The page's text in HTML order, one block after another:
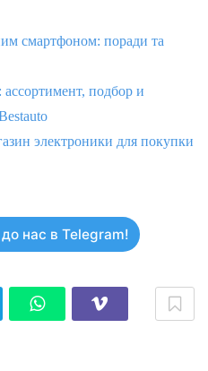
смартфоном: поради та
подбор и
электроники для покупки
нас в Telegram!